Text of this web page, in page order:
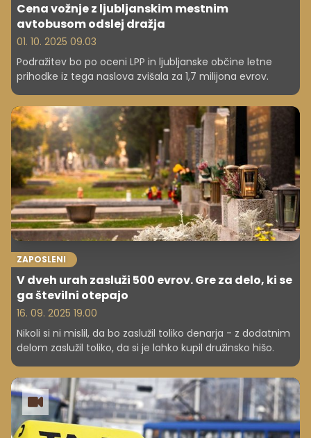
Cena vožnje z ljubljanskim mestnim
avtobusom odslej dražja
01. 10. 2025 09.03
Podražitev bo po oceni LPP in ljubljanske občine letne
prihodke iz tega naslova zvišala za 1,7 milijona evrov.
ZAPOSLENI
V dveh urah zasluži 500 evrov. Gre za delo, ki se
ga številni otepajo
16. 09. 2025 19.00
Nikoli si ni mislil, da bo zaslužil toliko denarja - z dodatnim
delom zaslužil toliko, da si je lahko kupil družinsko hišo.